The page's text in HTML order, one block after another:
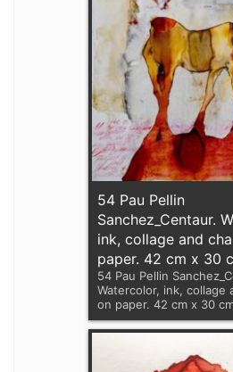
54 Pau Pellin
Sanchez_Centaur.
ink, collage and
paper. 42 cm x 30
54 Pau Pellin
Watercolor, ink, collage
on paper. 42 cm x 30